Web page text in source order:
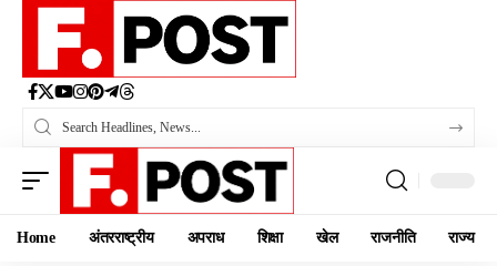
Home अंतरराष्ट्रीय अपराध शिक्षा खेल राजनीति राज्य